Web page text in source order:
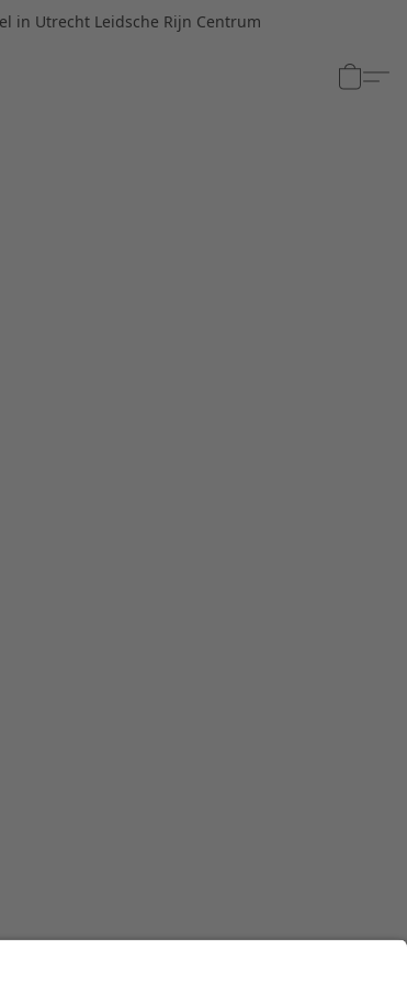
in Utrecht Leidsche Rijn Centrum